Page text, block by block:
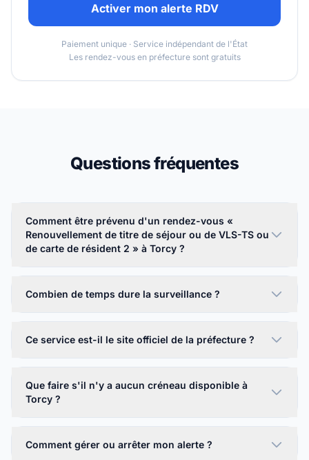
Activer mon alerte RDV
Paiement unique · Service indépendant de l'État
Les rendez-vous en préfecture sont gratuits
Questions fréquentes
Comment être prévenu d'un rendez-vous «
Renouvellement de titre de séjour ou de VLS-TS ou
de carte de résident 2 » à Torcy ?
Combien de temps dure la surveillance ?
Ce service est-il le site officiel de la préfecture ?
Que faire s'il n'y a aucun créneau disponible à
Torcy ?
Comment gérer ou arrêter mon alerte ?